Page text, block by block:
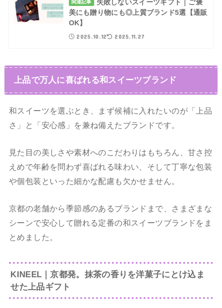
関連記事
失敗しないスイーツギフト｜ご褒
美にも贈り物にも◎上質ブランド5選【通販
OK】
2025.10.12 2025.11.27
上品で万人に喜ばれる和スイーツブランド
和スイーツを選ぶとき、まず候補に入れたいのが「上品
さ」と「安心感」を兼ね備えたブランドです。
見た目の美しさや素材へのこだわりはもちろん、甘さ控
えめで年齢を問わず喜ばれる味わい、そして丁寧な包装
や個包装といった細かな配慮も欠かせません。
京都の老舗から季節感のあるブランドまで、さまざまな
シーンで安心して贈れる定番の和スイーツブランドをま
とめました。
KINEEL｜京都発。抹茶の香りを洋菓子にとけ込ま
せた上品ギフト